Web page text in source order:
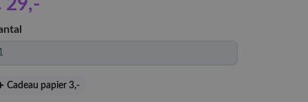
29,-
Cadeau papier 3,-